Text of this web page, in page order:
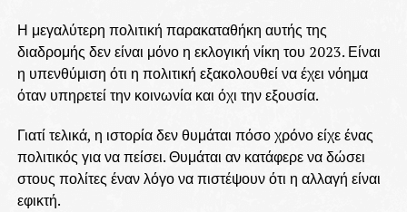
Η μεγαλύτερη πολιτική παρακαταθήκη αυτής της
διαδρομής δεν είναι μόνο η εκλογική νίκη του 2023. Είναι
η υπενθύμιση ότι η πολιτική εξακολουθεί να έχει νόημα
όταν υπηρετεί την κοινωνία και όχι την εξουσία.
Γιατί τελικά, η ιστορία δεν θυμάται πόσο χρόνο είχε ένας
πολιτικός για να πείσει. Θυμάται αν κατάφερε να δώσει
στους πολίτες έναν λόγο να πιστέψουν ότι η αλλαγή είναι
εφικτή.